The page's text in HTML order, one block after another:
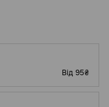
Від 95₴